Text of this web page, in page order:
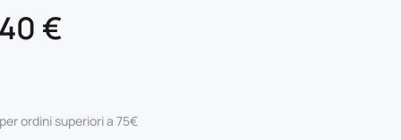
€
attuale
ordini superiori a 75€